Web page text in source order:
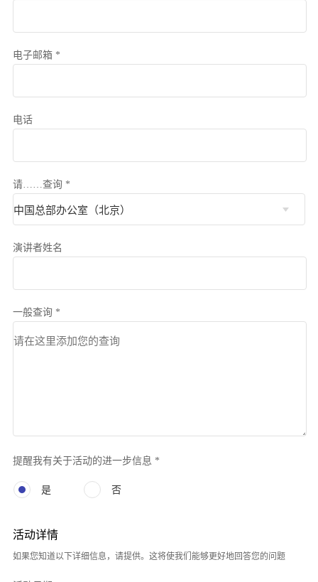
电子邮箱 *
电话
请……查询 *
演讲者姓名
一般查询 *
提醒我有关于活动的进一步信息 *
是 否
活动详情
如果您知道以下详细信息，请提供。这将使我们能够更好地回答您的问题